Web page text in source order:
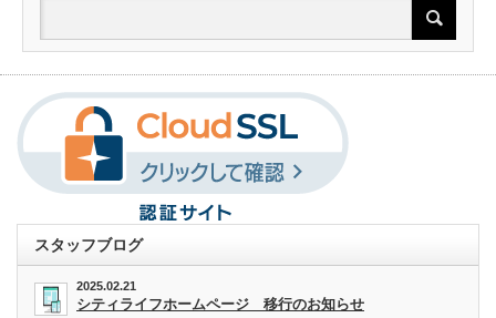
スタッフブログ
2025.02.21
シティライフホームページ 移行のお知らせ